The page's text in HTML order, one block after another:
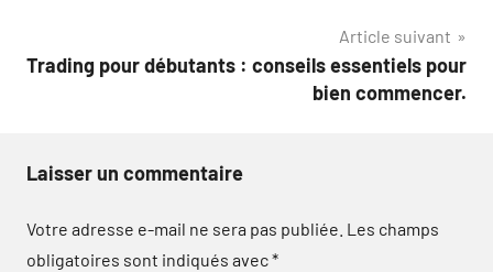
Article suivant
Trading pour débutants : conseils essentiels pour
bien commencer.
Laisser un commentaire
Votre adresse e-mail ne sera pas publiée. Les champs
obligatoires sont indiqués avec*